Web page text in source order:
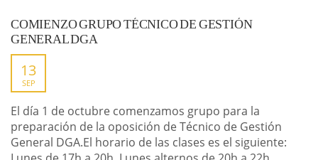
COMIENZO GRUPO TÉCNICO DE GESTIÓN
GENERAL DGA
13
SEP
El día 1 de octubre comenzamos grupo para la
preparación de la oposición de Técnico de Gestión
General DGA.El horario de las clases es el siguiente: